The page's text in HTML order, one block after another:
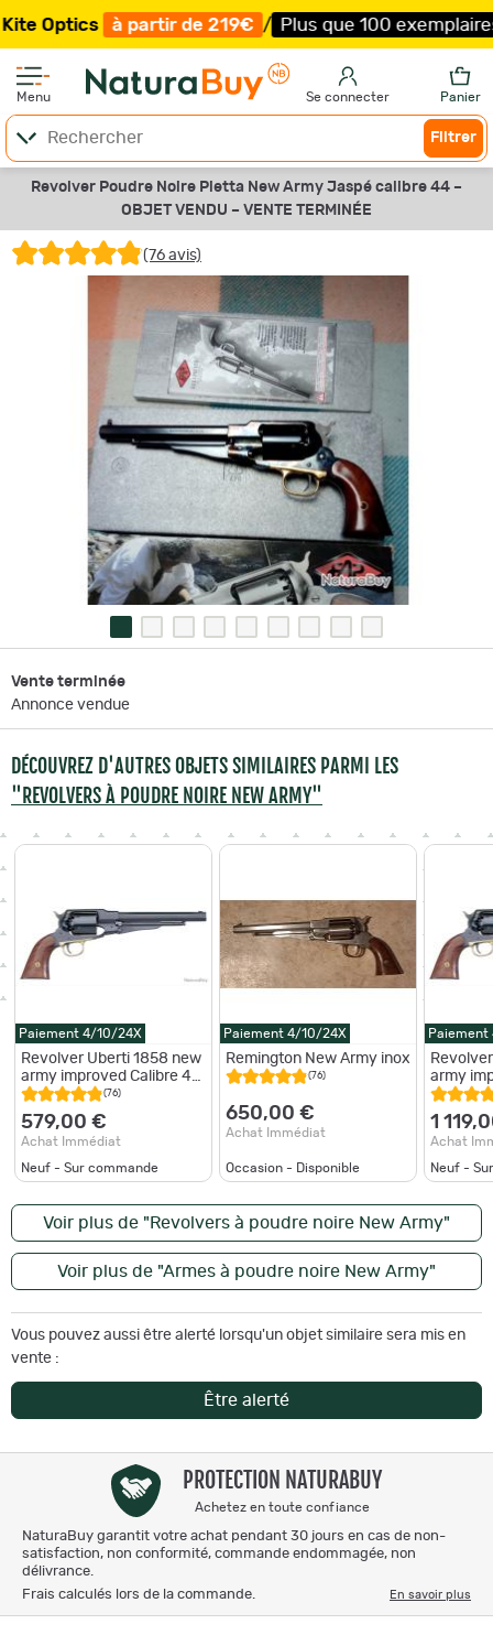
à partir de 219€ / Plus que 100 exemplaires ! /
Menu Se connecter Panier
Filtrer
Revolver Poudre Noire Pietta New Army Jaspé calibre 44 –
OBJET VENDU – VENTE TERMINÉE
(76 avis)
Vente terminée
Annonce vendue
DÉCOUVREZ D'AUTRES OBJETS SIMILAIRES PARMI LES
"REVOLVERS À POUDRE NOIRE NEW ARMY"
Paiement 4/10/24X
Revolver Uberti 1858 new
army improved Calibre 44
- Canon de 5.1/2" forgé
(76)
579,00 €
Achat Immédiat
Neuf - Sur commande
Paiement 4/10/24X
Remington New Army inox
(76)
650,00 €
Achat Immédiat
Occasion - Disponible
army
- Canon
blue
1
Achat
Neuf -
Voir plus de "Revolvers à poudre noire New Army"
Voir plus de "Armes à poudre noire New Army"
Vous pouvez aussi être alerté lorsqu'un objet similaire sera mis en
vente :
Être alerté
PROTECTION NATURABUY
Achetez en toute confiance
NaturaBuy garantit votre achat pendant 30 jours en cas de non-
satisfaction, non conformité, commande endommagée, non
délivrance.
Frais calculés lors de la commande.
En savoir plus